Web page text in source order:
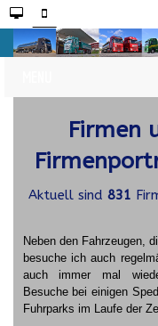
Firmen
Aktuell sind 831
Neben den Fahrzeugen,
besuche ich auch
auch immer mal
Besuche bei einigen
Fuhrparks im Laufe der